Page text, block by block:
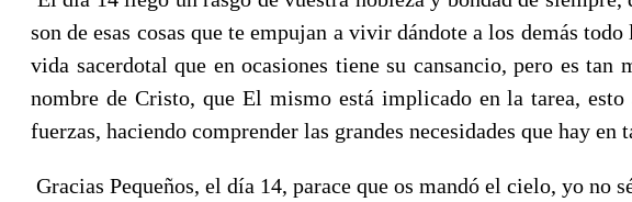
son de esas cosas que te empujan a vivir dándote a los demás todo
vida sacerdotal que en ocasiones tiene su cansancio, pero es tan
nombre de Cristo, que El mismo está implicado en la tarea,
fuerzas, haciendo comprender las grandes necesidades que hay en
Gracias Pequeños, el día 14, parace que os mandó el cielo, yo no